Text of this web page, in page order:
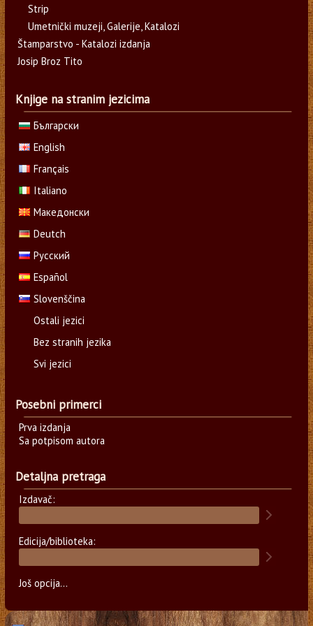
Strip
Umetnički muzeji, Galerije, Katalozi
Štamparstvo - Katalozi izdanja
Josip Broz Tito
Knjige na stranim jezicima
Български
English
Français
Italiano
Македонски
Deutch
Русский
Español
Slovenščina
Ostali jezici
Bez stranih jezika
Svi jezici
Posebni primerci
Prva izdanja
Sa potpisom autora
Detaljna pretraga
Izdavač:
Edicija/biblioteka:
Još opcija...